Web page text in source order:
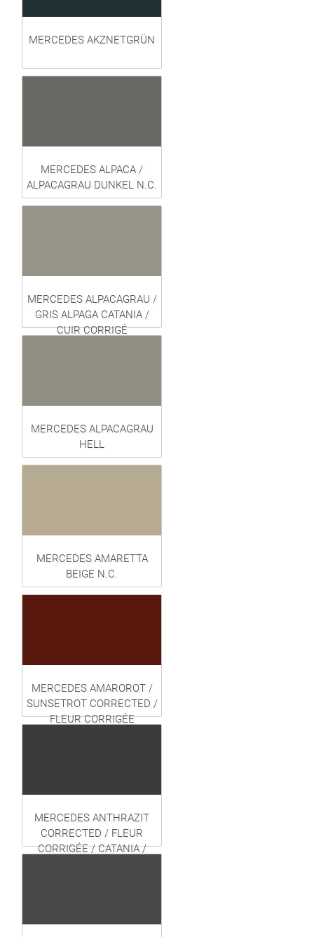
MERCEDES AKZNETGRÜN
MERCEDES ALPACA /
ALPACAGRAU DUNKEL N.C.
MERCEDES ALPACAGRAU /
GRIS ALPAGA CATANIA /
CUIR CORRIGÉ
MERCEDES ALPACAGRAU
HELL
MERCEDES AMARETTA
BEIGE N.C.
MERCEDES AMAROROT /
SUNSETROT CORRECTED /
FLEUR CORRIGÉE
MERCEDES ANTHRAZIT
CORRECTED / FLEUR
CORRIGÉE / CATANIA /